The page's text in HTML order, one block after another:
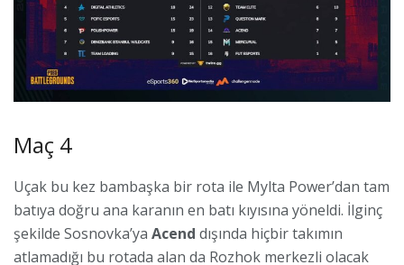
Maç 4
Uçak bu kez bambaşka bir rota ile Mylta Power’dan tam
batıya doğru ana karanın en batı kıyısına yöneldi. İlginç
şekilde Sosnovka’ya Acend dışında hiçbir takımın
atlamadığı bu rotada alan da Rozhok merkezli olacak